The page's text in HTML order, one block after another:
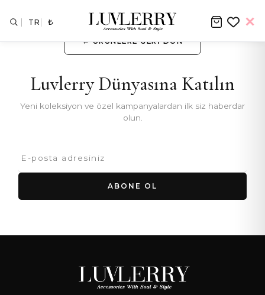
← ÜRÜNLERE GERI DÖN
Luvlerry Dünyasına Katılın
Yeni koleksiyon ve özel kampanyalardan ilk siz haberdar
olun.
ABONE OL
TR ₺